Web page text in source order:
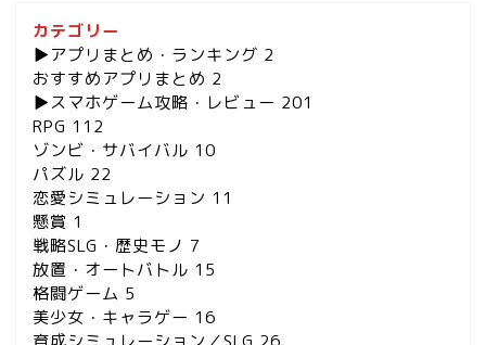
カテゴリー
▶︎アプリまとめ・ランキング 2
おすすめアプリまとめ 2
▶︎スマホゲーム攻略・レビュー 201
RPG 112
ゾンビ・サバイバル 10
パズル 22
恋愛シミュレーション 11
懸賞 1
戦略SLG・歴史モノ 7
放置・オートバトル 15
格闘ゲーム 5
美少女・キャラゲー 16